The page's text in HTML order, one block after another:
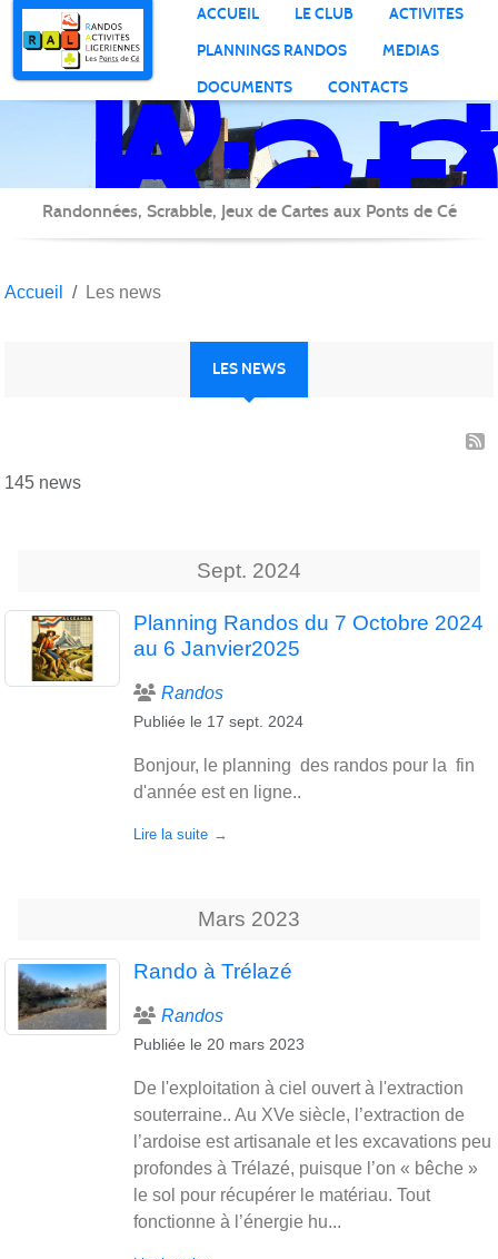
ACCUEIL LE CLUB
ACTIVITES
PLANNINGS RANDOS
MEDIAS
DOCUMENTS
CONTACTS
Randonnées, Scrabble, Jeux de Cartes aux Ponts de Cé
Accueil Les news
LES NEWS
145 news
Sept. 2024
Planning Randos du 7 Octobre 2024
au 6 Janvier2025
Randos
Publiée le 17 sept. 2024
Bonjour, le planning des randos pour la fin
d'année est en ligne..
Lire la suite
Mars 2023
Rando à Trélazé
Randos
Publiée le 20 mars 2023
De l'exploitation à ciel ouvert à l'extraction
souterraine.. Au XVe siècle, l’extraction de
l’ardoise est artisanale et les excavations peu
profondes à Trélazé, puisque l’on « bêche »
le sol pour récupérer le matériau. Tout
fonctionne à l’énergie hu...
Panneau de gestion des cookies